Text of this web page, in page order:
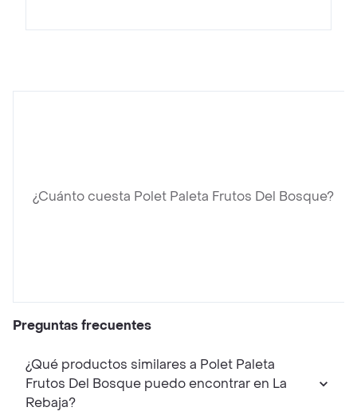
¿Cuánto cuesta Polet Paleta Frutos Del Bosque?
Preguntas frecuentes
¿Qué productos similares a Polet Paleta
Frutos Del Bosque puedo encontrar en La
Rebaja?